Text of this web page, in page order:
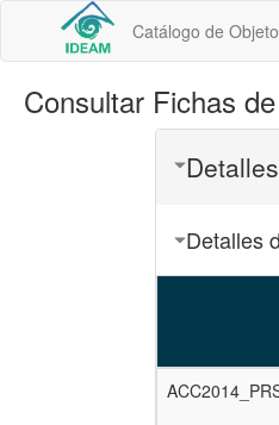
Catálogo de
Consultar Fichas
Detalles